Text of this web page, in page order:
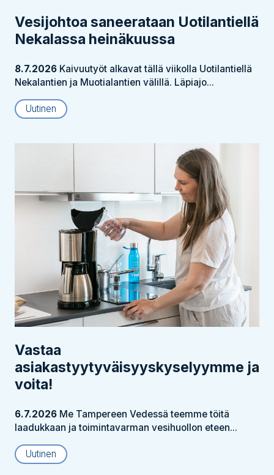
Vesijohtoa saneerataan Uotilantiellä
Nekalassa heinäkuussa
8.7.2026 Kaivuutyöt alkavat tällä viikolla Uotilantiellä
Nekalantien ja Muotialantien välillä. Läpiajo...
Uutinen
Vastaa
asiakastyytyväisyyskyselyymme ja
voita!
6.7.2026 Me Tampereen Vedessä teemme töitä
laadukkaan ja toimintavarman vesihuollon eteen...
Uutinen